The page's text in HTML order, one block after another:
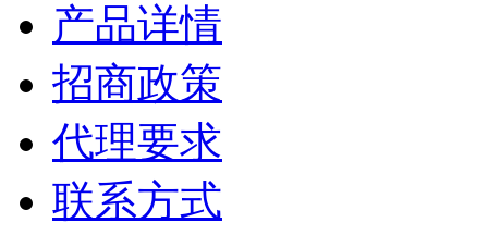
产品详情
招商政策
代理要求
联系方式